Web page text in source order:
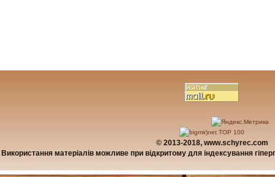
© 2013-2018, www.schyrec.com
Використання матеріалів можливе при відкритому для індексування